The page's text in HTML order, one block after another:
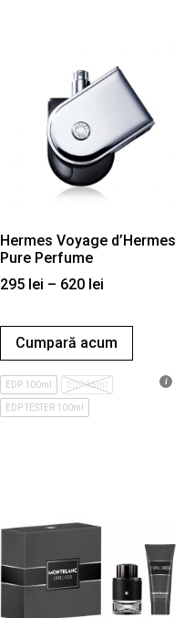
Hermes Voyage d’Hermes
Pure Perfume
295 lei – 620 lei
Cumpară acum
EDP 100ml EDP 35ml
EDP TESTER 100ml